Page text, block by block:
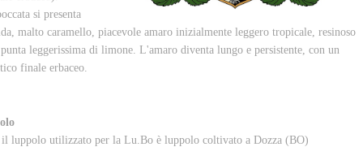
si presenta
malto caramello, piacevole amaro inizialmente leggero tropicale, resinoso
leggerissima di limone. L'amaro diventa lungo e persistente, con un
finale erbaceo.
luppolo utilizzato per la Lu.Bo è luppolo coltivato a Dozza (BO)